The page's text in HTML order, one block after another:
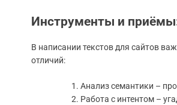
Инструменты и
В написании текстов для сайтов
отличий:
Анализ семантики –
Работа с интентом –